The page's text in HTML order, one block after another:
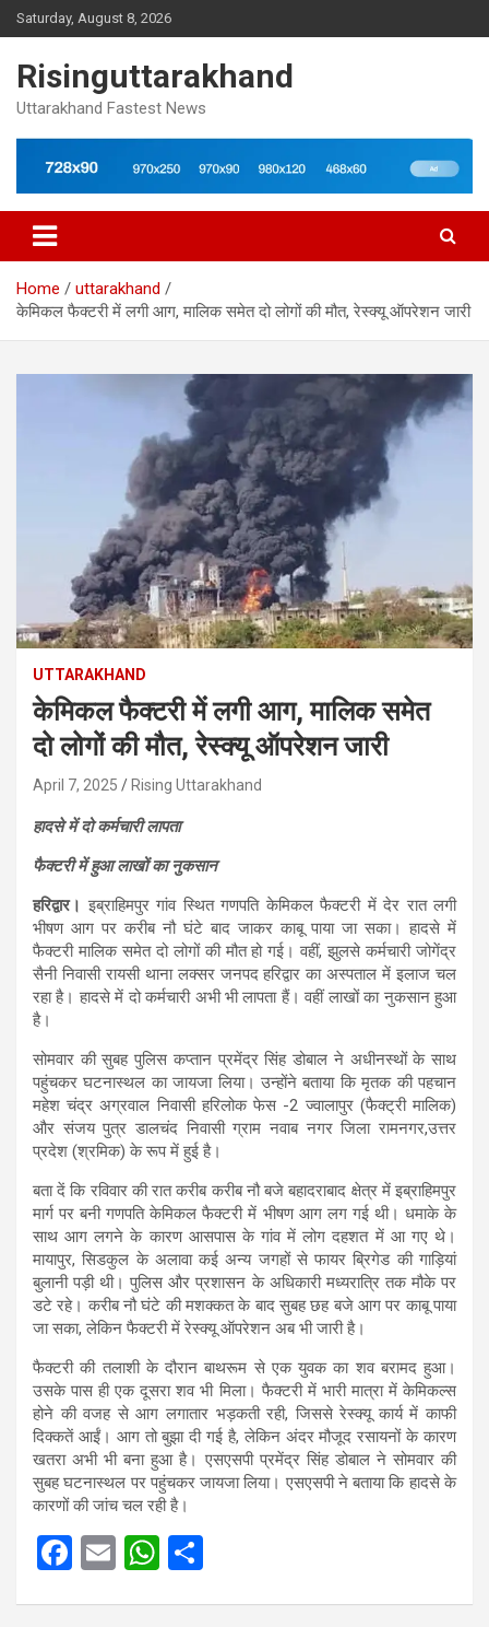
Skip
to
Saturday, August 8, 2026
Risinguttarakhand
Uttarakhand Fastest News
Home
uttarakhand
केमिकल फैक्टरी में लगी आग, मालिक समेत दो लोगों की मौत, रेस्क्यू ऑपरेशन जारी
UTTARAKHAND
केमिकल फैक्टरी में लगी आग, मालिक समेत
दो लोगों की मौत, रेस्क्यू ऑपरेशन जारी
April 7, 2025 Rising Uttarakhand
हादसे में दो कर्मचारी लापता
फैक्टरी में हुआ लाखों का नुकसान
हरिद्वार। इब्राहिमपुर गांव स्थित गणपति केमिकल फैक्टरी में देर रात लगी
भीषण आग पर करीब नौ घंटे बाद जाकर काबू पाया जा सका। हादसे में
फैक्टरी मालिक समेत दो लोगों की मौत हो गई। वहीं, झुलसे कर्मचारी जोगेंद्र
सैनी निवासी रायसी थाना लक्सर जनपद हरिद्वार का अस्पताल में इलाज चल
रहा है। हादसे में दो कर्मचारी अभी भी लापता हैं। वहीं लाखों का नुकसान हुआ
है।
सोमवार की सुबह पुलिस कप्तान प्रमेंद्र सिंह डोबाल ने अधीनस्थों के साथ
पहुंचकर घटनास्थल का जायजा लिया। उन्होंने बताया कि मृतक की पहचान
महेश चंद्र अग्रवाल निवासी हरिलोक फेस -2 ज्वालापुर (फैक्ट्री मालिक)
और संजय पुत्र डालचंद निवासी ग्राम नवाब नगर जिला रामनगर,उत्तर
प्रदेश (श्रमिक) के रूप में हुई है।
बता दें कि रविवार की रात करीब करीब नौ बजे बहादराबाद क्षेत्र में इब्राहिमपुर
मार्ग पर बनी गणपति केमिकल फैक्टरी में भीषण आग लग गई थी। धमाके के
साथ आग लगने के कारण आसपास के गांव में लोग दहशत में आ गए थे।
मायापुर, सिडकुल के अलावा कई अन्य जगहों से फायर ब्रिगेड की गाड़ियां
बुलानी पड़ी थी। पुलिस और प्रशासन के अधिकारी मध्यरात्रि तक मौके पर
डटे रहे। करीब नौ घंटे की मशक्कत के बाद सुबह छह बजे आग पर काबू पाया
जा सका, लेकिन फैक्टरी में रेस्क्यू ऑपरेशन अब भी जारी है।
फैक्टरी की तलाशी के दौरान बाथरूम से एक युवक का शव बरामद हुआ।
उसके पास ही एक दूसरा शव भी मिला। फैक्टरी में भारी मात्रा में केमिकल्स
होने की वजह से आग लगातार भड़कती रही, जिससे रेस्क्यू कार्य में काफी
दिक्कतें आईं। आग तो बुझा दी गई है, लेकिन अंदर मौजूद रसायनों के कारण
खतरा अभी भी बना हुआ है। एसएसपी प्रमेंद्र सिंह डोबाल ने सोमवार की
सुबह घटनास्थल पर पहुंचकर जायजा लिया। एसएसपी ने बताया कि हादसे के
कारणों की जांच चल रही है।
F
E
W